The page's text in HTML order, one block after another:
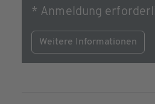
* Anmeldung
Weitere Informationen